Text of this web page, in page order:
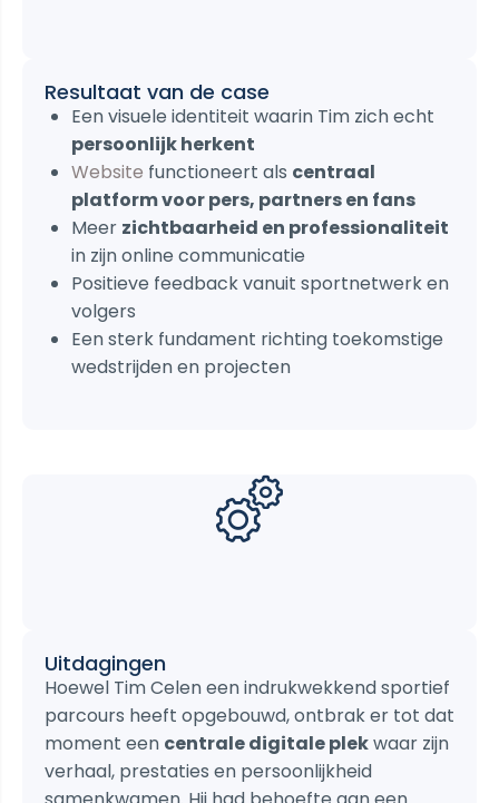
Resultaat van de case
Een visuele identiteit waarin Tim zich echt
persoonlijk herkent
Website functioneert als centraal
platform voor pers, partners en fans
Meer zichtbaarheid en professionaliteit
in zijn online communicatie
Positieve feedback vanuit sportnetwerk en
volgers
Een sterk fundament richting toekomstige
wedstrijden en projecten
Uitdagingen
Hoewel Tim Celen een indrukwekkend sportief
parcours heeft opgebouwd, ontbrak er tot dat
moment een centrale digitale plekwaar zijn
verhaal, prestaties en persoonlijkheid